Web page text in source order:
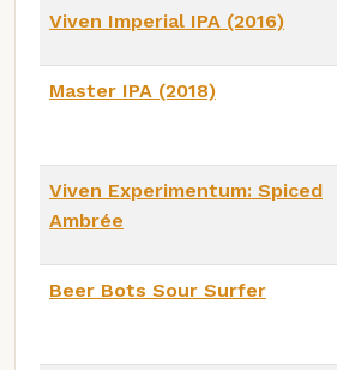
Viven Imperial IPA (2016)
Master IPA (2018)
Viven Experimentum: Spiced
Ambrée
Beer Bots Sour Surfer